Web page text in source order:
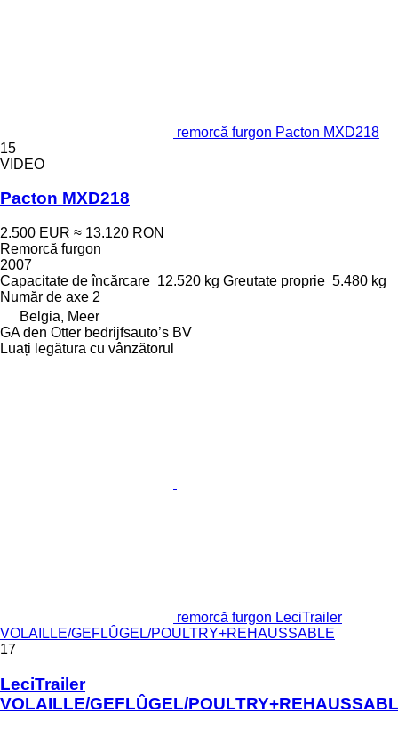
remorcă furgon Pacton MXD218
15
VIDEO
Pacton MXD218
2.500 EUR ≈ 13.120 RON
Remorcă furgon
2007
Capacitate de încărcare 12.520 kg Greutate proprie 5.480 kg
Număr de axe 2
Belgia, Meer
GA den Otter bedrijfsauto’s BV
Luați legătura cu vânzătorul
remorcă furgon LeciTrailer
VOLAILLE/GEFLÛGEL/POULTRY+REHAUSSABLE
17
LeciTrailer
VOLAILLE/GEFLÛGEL/